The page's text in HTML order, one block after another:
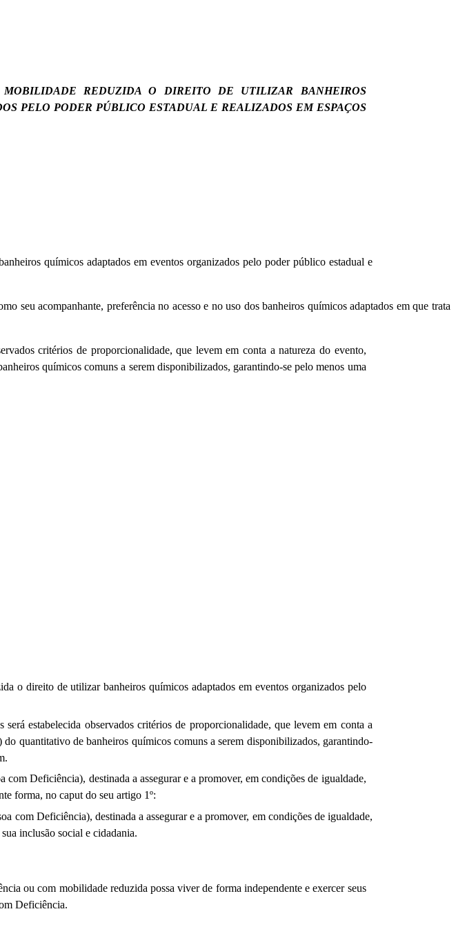
REDUZIDA O DIREITO DE UTILIZAR BANHEIROS
PELO PODER PÚBLICO ESTADUAL E REALIZADOS EM ESPAÇOS
químicos adaptados em eventos organizados pelo poder público estadual e
seu acompanhante, preferência no acesso e no uso dos banheiros químicos adaptados em que trata
critérios de proporcionalidade, que levem em conta a natureza do evento,
químicos comuns a serem disponibilizados, garantindo-se pelo menos uma
o direito de utilizar banheiros químicos adaptados em eventos organizados pelo
seráestabelecida observadoscritérios de proporcionalidade, que levem em conta a
quantitativo de banheiros químicos comuns a serem disponibilizados, garantindo-
com Deficiência), destinada a assegurare a promover, em condições de igualdade,
forma, no caput do seu artigo 1º:
com Deficiência), destinada a assegurar e a promover, em condições de igualdade,
inclusão social e cidadania.
ou com mobilidade reduzida possa viver de forma independente e exercer seus
Deficiência.